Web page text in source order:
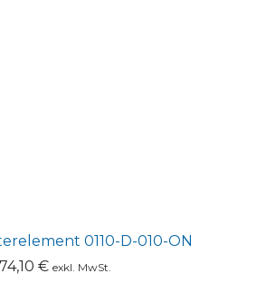
0110-D-010-ON
74,10 € exkl. MwSt.